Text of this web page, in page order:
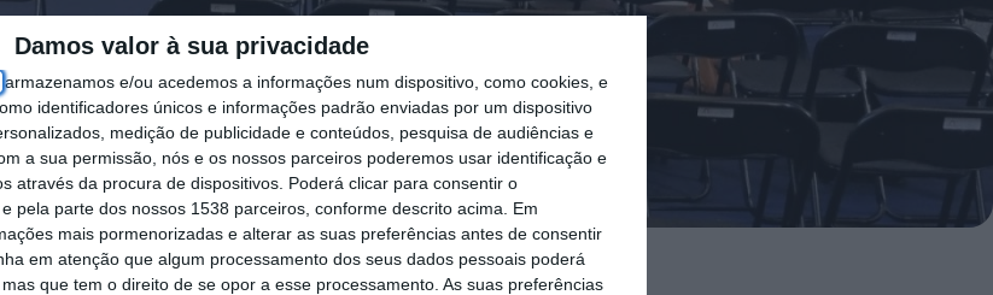
Damos valor à sua privacidade
armazenamos e/ou acedemos a informações num dispositivo, como cookies, e
identificadores únicos e informações padrão enviadas por um dispositivo
medição de publicidade e conteúdos, pesquisa de audiências e
a sua permissão, nós e os nossos parceiros poderemos usar identificação e
através da procura de dispositivos. Poderá clicar para consentir o
pela parte dos nossos 1538 parceiros, conforme descrito acima. Em
mais pormenorizadas e alterar as suas preferências antes de consentir
em atenção que algum processamento dos seus dados pessoais poderá
que tem o direito de se opor a esse processamento. As suas preferências